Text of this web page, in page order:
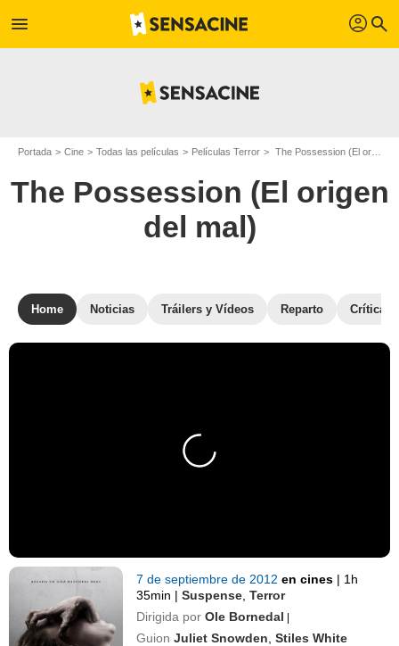
menu profil search
Portada Cine Todas las películas Películas Terror The Possession (El origen del mal)
The Possession (El origen
del mal)
Home Noticias Tráilers y Vídeos Reparto Críticas
7 de septiembre de 2012en cines | 1h
35min | Suspense ,Terror
Dirigida por Ole Bornedal |
Guion Juliet Snowden ,Stiles White